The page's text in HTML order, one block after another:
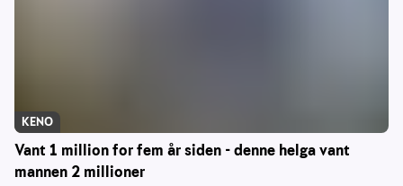
Vant 1 million for fem år siden - denne helga vant
mannen 2 millioner
KENO